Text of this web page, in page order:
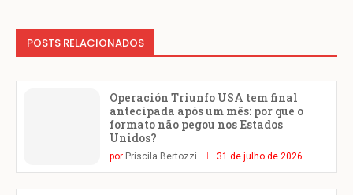
POSTS RELACIONADOS
Operación Triunfo USA tem final
antecipada após um mês: por que o
formato não pegou nos Estados
Unidos?
por Priscila Bertozzi 31 de julho de 2026